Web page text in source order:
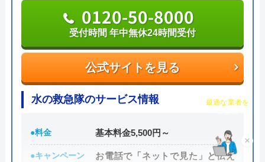
公式サイトを見る
アトム電器チェーンの基本情報
創業・設立 1989年11月設立
公式サイトを見る
0120-50-8000
受付時間 年中無休24時間受付
水の救急隊のサービス情報
●料金 基本料金5,500円～
●キャンペーン お電話で「ネットで見た」と伝え
×
最適な業者を